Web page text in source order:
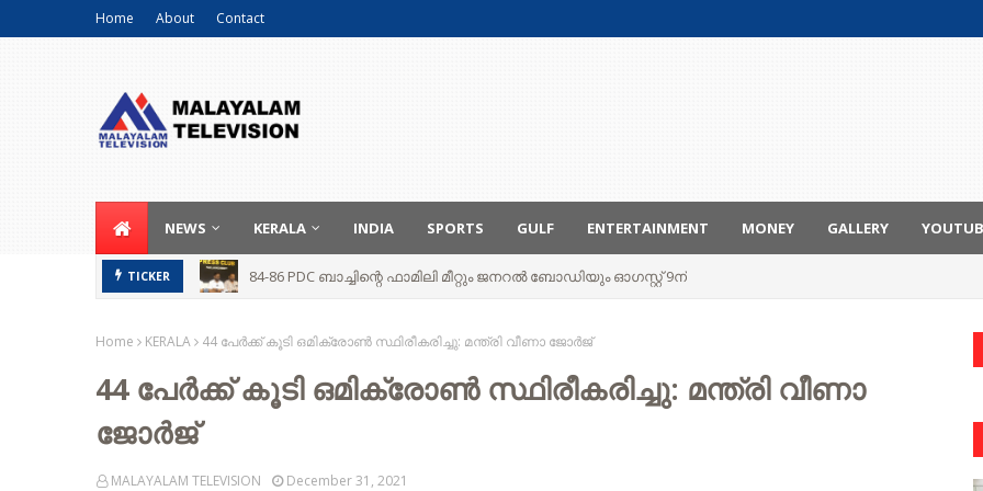
Home About Contact
NEWS KERALA INDIA SPORTS GULF ENTERTAINMENT MONEY GALLERY
TICKER 84-86 PDC ബാച്ചിന്റെ ഫാമിലി മീറ്റും ജനറൽ ബോഡിയും ഓഗസ്റ്റ് 9ന്
Home KERALA 44 പേർക്ക് കൂടി ഒമിക്രോൺ സ്ഥിരീകരിച്ചു: മന്ത്രി വീണാ ജോർജ്
44 പേർക്ക് കൂടി ഒമിക്രോൺ സ്ഥിരീകരിച്ചു: മന്ത്രി വീണാ
ജോർജ്
MALAYALAM TELEVISION December 31, 2021